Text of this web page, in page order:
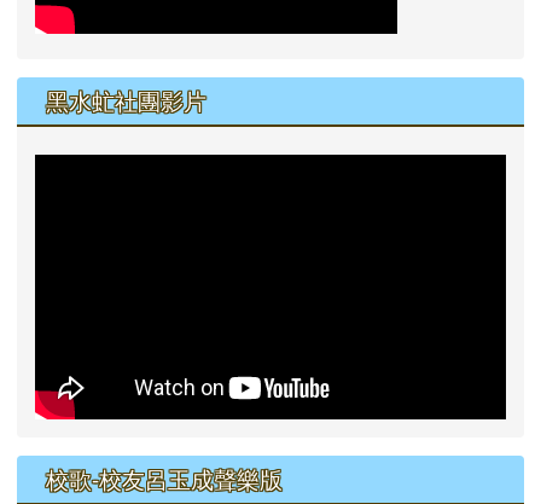
黑水虻社團影片
校歌-校友呂玉成聲樂版